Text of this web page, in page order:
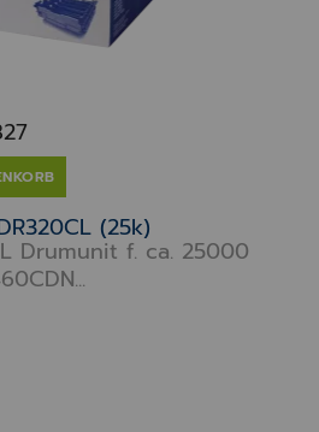
(25k)
Drumunit f. ca. 25000